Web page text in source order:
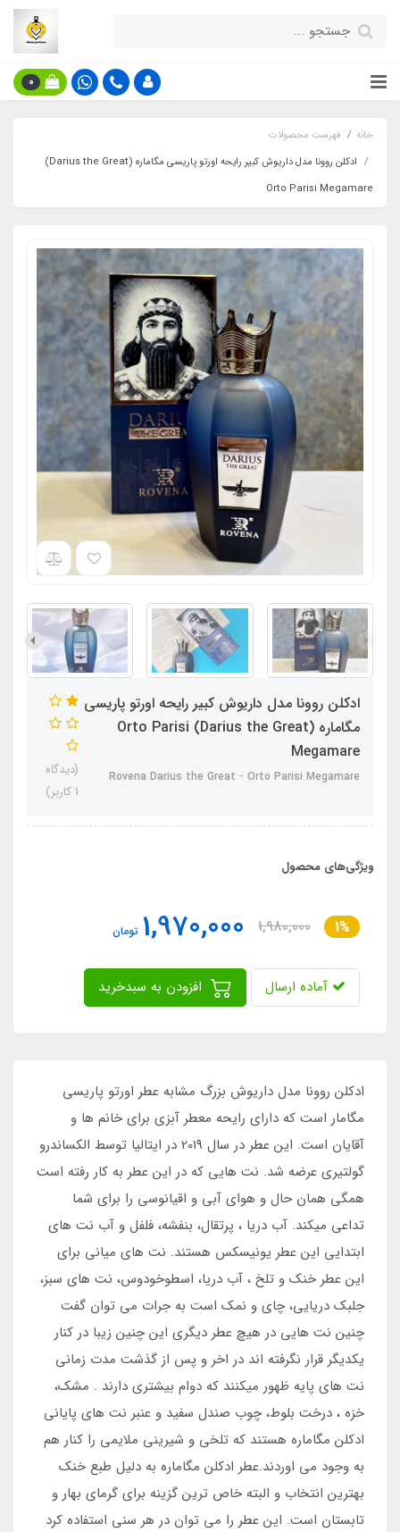
0
خانه
فهرست محصولات
ادکلن روونا مدل داریوش کبیر رایحه اورتو پاریسی مگاماره (Darius the Great)
Orto Parisi Megamare
ادکلن روونا مدل داریوش کبیر رایحه اورتو پاریسی
مگاماره (Darius the Great) Orto Parisi
Megamare
Rovena Darius the Great - Orto Parisi Megamare
(دیدگاه
1 کاربر)
ویژگی‌های محصول
1%
1,980,000
1,970,000 تومان
آماده ارسال
ادکلن روونا مدل داریوش بزرگ مشابه عطر اورتو پاریسی
مگامار است که دارای رایحه معطر آبزی برای خانم ها و
آقایان است. این عطر در سال 2019 در ایتالیا توسط الکساندرو
گولتیری عرضه شد. نت هایی که در این عطر به کار رفته است
همگی همان حال و هوای آبی و اقیانوسی را برای شما
تداعی میکند. آب دریا ، پرتقال، بنفشه، فلفل و آب نت های
ابتدایی این عطر یونیسکس هستند. نت های میانی برای
این عطر خنک و تلخ ، آب دریا، اسطوخودوس، نت های سبز،
جلبک دریایی، چای و نمک است به جرات می توان گفت
چنین نت هایی در هیچ عطر دیگری این چنین زیبا در کنار
یکدیگر قرار نگرفته اند در اخر و پس از گذشت مدت زمانی
نت های پایه ظهور میکنند که دوام بیشتری دارند . مشک،
خزه ، درخت بلوط، چوب صندل سفید و عنبر نت های پایانی
ادکلن مگاماره هستند که تلخی و شیرینی ملایمی را کنار هم
به وجود می اوردند.عطر ادکلن مگاماره به دلیل طبع خنک
بهترین انتخاب و البته خاص ترین گزینه برای گرمای بهار و
تابستان است. این عطر را می توان در هر سنی استفاده کرد